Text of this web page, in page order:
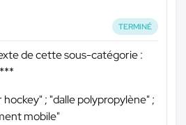
TERMINÉ
de cette sous-catégorie :
hockey" ; "dalle polypropylène" ;
mobile"